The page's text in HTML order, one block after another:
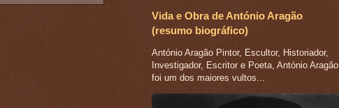
Vida e Obra de António Aragão
(resumo biográfico)
António Aragão Pintor, Escultor, Historiador,
Investigador, Escritor e Poeta, António Aragão
foi um dos maiores vultos...